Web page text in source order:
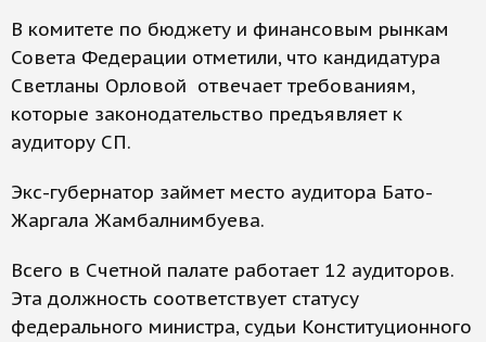
В комитете по бюджету и финансовым рынкам
Совета Федерации отметили, что кандидатура
Светланы Орловой отвечает требованиям,
которые законодательство предъявляет к
аудитору СП.
Экс-губернатор займет место аудитора Бато-
Жаргала Жамбалнимбуева.
Всего в Счетной палате работает 12 аудиторов.
Эта должность соответствует статусу
федерального министра, судьи Конституционного